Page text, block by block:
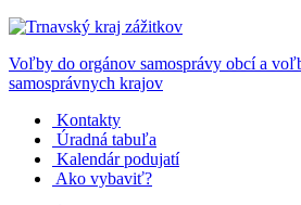
Voľby do orgánov samosprávy obcí a
samosprávnych krajov
Kontakty
Úradná tabuľa
Kalendár podujatí
Ako vybaviť?